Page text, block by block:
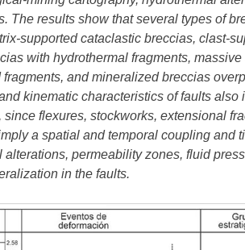
The results show that several types of
supported cataclastic breccias, clast-
with hydrothermal fragments,
and mineralized breccias
kinematic characteristics of faults also
since flexures, stockworks, extensional
a spatial and temporal coupling and
alterations, permeability zones, fluid
in the faults.